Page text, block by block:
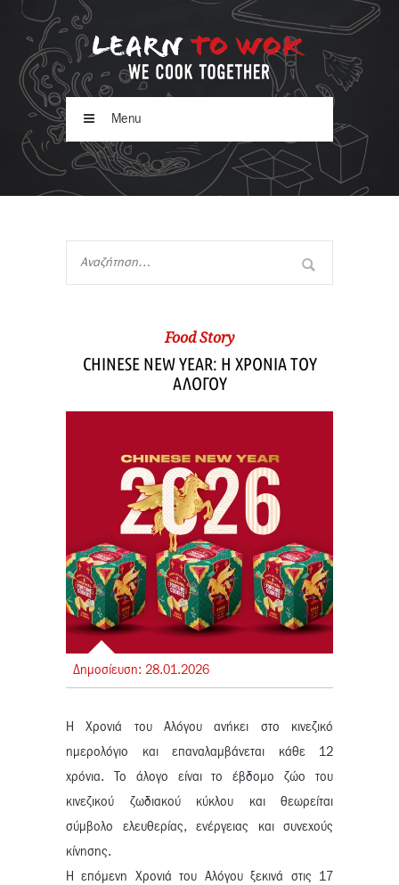
Menu
Food Story
CHINESE NEW YEAR: Η ΧΡΟΝΙΑ ΤΟΥ
ΑΛΟΓΟΥ
Δημοσίευση: 28.01.2026
Η Χρονιά του Αλόγου ανήκει στο κινεζικό
ημερολόγιο και επαναλαμβάνεται κάθε 12
χρόνια. Το άλογο είναι το έβδομο ζώο του
κινεζικού ζωδιακού κύκλου και θεωρείται
σύμβολο ελευθερίας, ενέργειας και συνεχούς
κίνησης.
Η επόμενη Χρονιά του Αλόγου ξεκινά στις 17